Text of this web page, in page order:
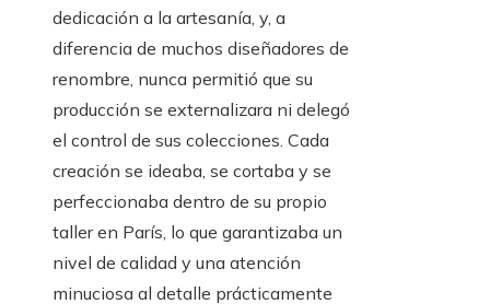
dedicación a la artesanía, y, a
diferencia de muchos diseñadores de
renombre, nunca permitió que su
producción se externalizara ni delegó
el control de sus colecciones. Cada
creación se ideaba, se cortaba y se
perfeccionaba dentro de su propio
taller en París, lo que garantizaba un
nivel de calidad y una atención
minuciosa al detalle prácticamente